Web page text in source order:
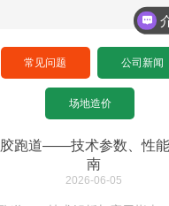
常见问题 公司新闻
场地造价
跑道——技术参数、性
南
2026-06-05
沥青基础要
设计图纸下载
水泥基础要
招标文件下载
设计图纸下
施工案例
沥青基础要求
招标文件下
设计图纸下载
悬浮拼装足
水泥基础要求
沥青基础要
招标文件下载
塑胶球场施
其它运动场
中标公示
常见问题
公司新闻
施工案例